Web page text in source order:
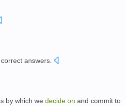
correct answers
by which we decide on and commit to